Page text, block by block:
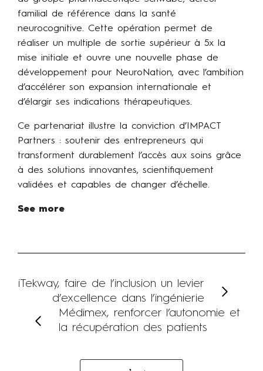
familial de référence dans la santé
neurocognitive. Cette opération permet de
réaliser un multiple de sortie supérieur à 5x la
mise initiale et ouvre une nouvelle phase de
développement pour NeuroNation, avec l’ambition
d’accélérer son expansion internationale et
d’élargir ses indications thérapeutiques.
Ce partenariat illustre la conviction d’IMPACT
Partners : soutenir des entrepreneurs qui
transforment durablement l’accès aux soins grâce
à des solutions innovantes, scientifiquement
validées et capables de changer d’échelle.
See more
Médimex, renforcer l’autonomie et
la récupération des patients
iTekway, faire de l’inclusion un levier
d’excellence dans l’ingénierie